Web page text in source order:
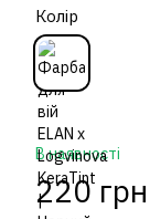
Колір
В наявності
220 грн